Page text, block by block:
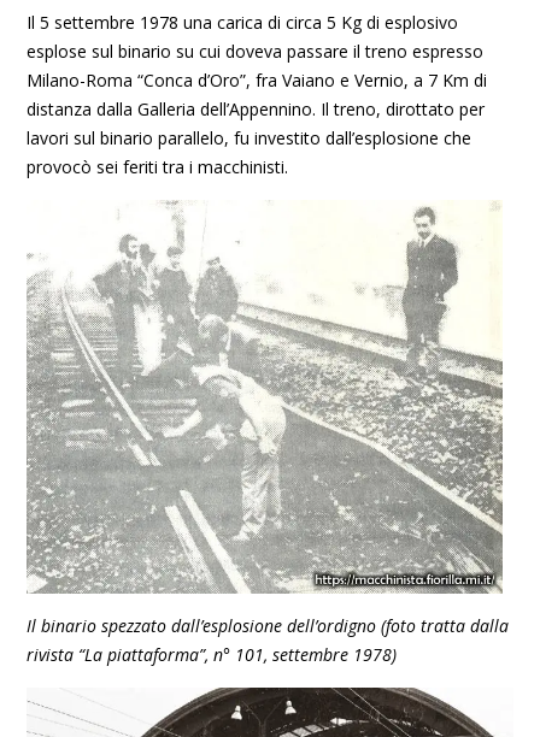
Il 5 settembre 1978 una carica di circa 5 Kg di esplosivo
esplose sul binario su cui doveva passare il treno espresso
Milano-Roma “Conca d’Oro”, fra Vaiano e Vernio, a 7 Km di
distanza dalla Galleria dell’Appennino. Il treno, dirottato per
lavori sul binario parallelo, fu investito dall’esplosione che
provocò sei feriti tra i macchinisti.
Il binario spezzato dall’esplosione dell’ordigno (foto tratta dalla
rivista “La piattaforma”, n° 101, settembre 1978)